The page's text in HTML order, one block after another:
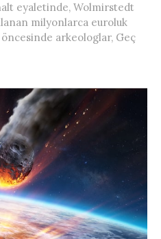
eyaletinde, Wolmirstedt
milyonlarca euroluk
arkeologlar, Geç